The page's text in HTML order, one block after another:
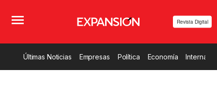
Revista Digital
Últimas Noticias Empresas Política Economía